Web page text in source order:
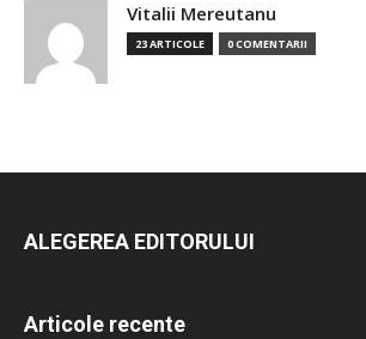
Vitalii Mereutanu
23 ARTICOLE 0 COMENTARII
ALEGEREA EDITORULUI
Articole recente